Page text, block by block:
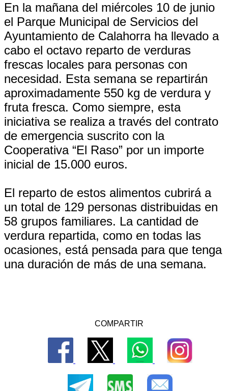
En la mañana del miércoles 10 de junio
el Parque Municipal de Servicios del
Ayuntamiento de Calahorra ha llevado a
cabo el octavo reparto de verduras
frescas locales para personas con
necesidad. Esta semana se repartirán
aproximadamente 550 kg de verdura y
fruta fresca. Como siempre, esta
iniciativa se realiza a través del contrato
de emergencia suscrito con la
Cooperativa “El Raso” por un importe
inicial de 15.000 euros.
El reparto de estos alimentos cubrirá a
un total de 129 personas distribuidas en
58 grupos familiares. La cantidad de
verdura repartida, como en todas las
ocasiones, está pensada para que tenga
una duración de más de una semana.
COMPARTIR